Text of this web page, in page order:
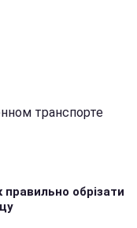
транспорте
правильно обрізати